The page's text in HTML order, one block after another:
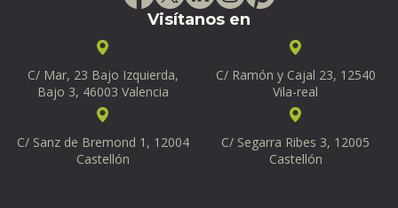
Visítanos en
C/ Mar, 23 Bajo Izquierda,
Bajo 3, 46003 Valencia
C/ Ramón y Cajal 23, 12540
Vila-real
C/ Sanz de Bremond 1, 12004
Castellón
C/ Segarra Ribes 3, 12005
Castellón